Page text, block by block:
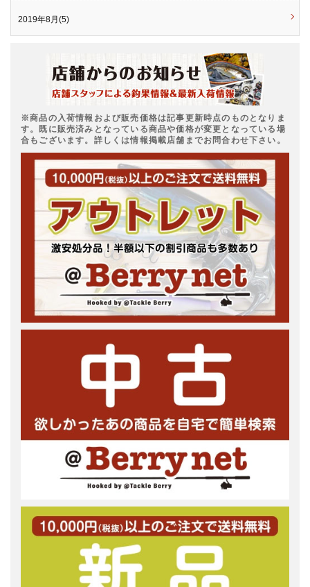
2019年8月(5)
※商品の入荷情報および販売価格は記事更新時点のものとなりま
す。既に販売済みとなっている商品や価格が変更となっている場
合もございます。詳しくは情報掲載店舗までお問合わせ下さい。